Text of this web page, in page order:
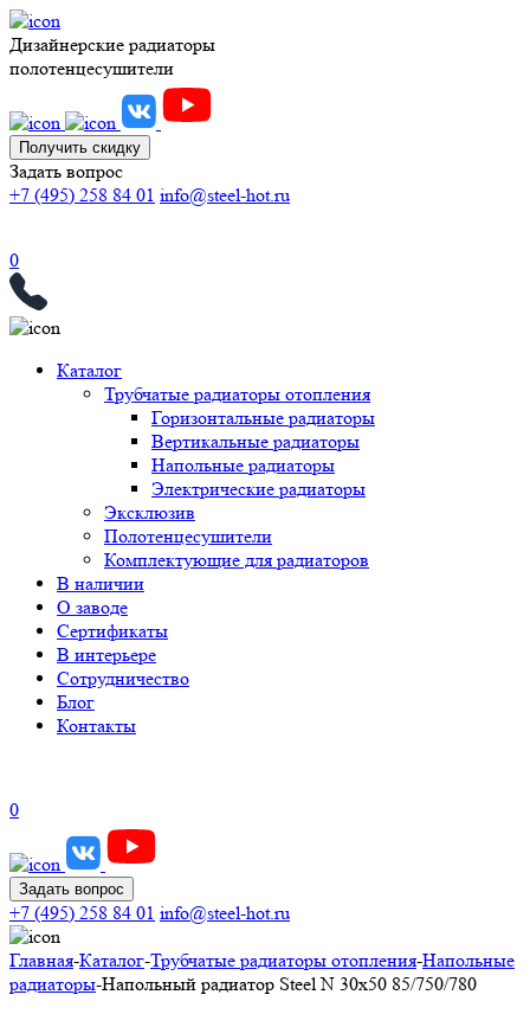
Дизайнерские радиаторы
полотенцесушители
Получить скидку
Задать вопрос
+7 (495) 258 84 01 info@steel-hot.ru
0
Каталог
Трубчатые радиаторы отопления
Горизонтальные радиаторы
Вертикальные радиаторы
Напольные радиаторы
Электрические радиаторы
Эксклюзив
Полотенцесушители
Комплектующие для радиаторов
В наличии
О заводе
Сертификаты
В интерьере
Сотрудничество
Блог
Контакты
0
Задать вопрос
+7 (495) 258 84 01 info@steel-hot.ru
Главная-Каталог-Трубчатые радиаторы отопления-Напольные
радиаторы-Напольный радиатор Steel N 30х50 85/750/780